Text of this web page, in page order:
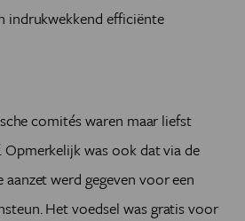
indrukwekkend efficiënte
comités waren maar liefst
Opmerkelijk was ook dat via de
werd gegeven voor een
Het voedsel was gratis voor